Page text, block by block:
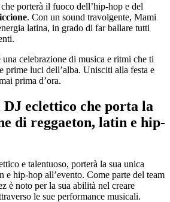
porterà il fuoco dell’hip-hop e del
. Con un sound travolgente, Mami
latina, in grado di far ballare tutti
una celebrazione di musica e ritmi che ti
prime luci dell’alba. Unisciti alla festa e
prima d’ora.
eclettico che porta la
di reggaeton, latin e hip-
e talentuoso, porterà la sua unica
e hip-hop all’evento. Come parte del team
è noto per la sua abilità nel creare
le sue performance musicali.